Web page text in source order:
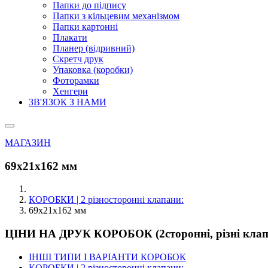
Папки до підпису
Папки з кільцевим механізмом
Папки картонні
Плакати
Планер (відривний)
Скретч друк
Упаковка (коробки)
Фоторамки
Хенгери
ЗВ'ЯЗОК З НАМИ
МАГАЗИН
69х21х162 мм
КОРОБКИ | 2 різносторонні клапани:
69х21х162 мм
ЦІНИ НА ДРУК КОРОБОК (2сторонні, різні
ІНШІ ТИПИ І ВАРІАНТИ КОРОБОК